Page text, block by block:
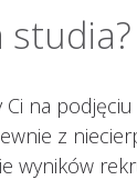
studia?
Ci na
z
wyników